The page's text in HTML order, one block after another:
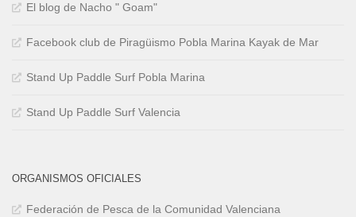
El blog de Nacho " Goam"
Facebook club de Piragüismo Pobla Marina Kayak de Mar
Stand Up Paddle Surf Pobla Marina
Stand Up Paddle Surf Valencia
ORGANISMOS OFICIALES
Federación de Pesca de la Comunidad Valenciana